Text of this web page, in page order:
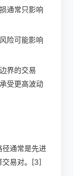
通常只影响
险可能影响
界的交易
受更高波动
通常是先进
交易对。[3]